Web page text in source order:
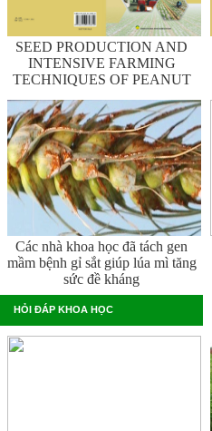
SEED PRODUCTION AND
INTENSIVE FARMING
TECHNIQUES OF PEANUT
Các nhà khoa học đã tách gen
mầm bệnh gỉ sắt giúp lúa mì tăng
sức đề kháng
HỎI ĐÁP KHOA HỌC